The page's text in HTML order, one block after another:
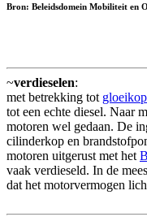
Bron: Beleidsdomein Mobiliteit en
~verdieselen:
met betrekking tot
tot een echte diesel. Naar
motoren wel gedaan. De
cilinderkop en
motoren uitgerust met het
vaak verdieseld. In de
dat het motorvermogen